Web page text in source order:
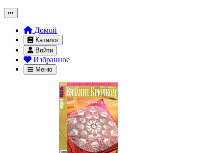
Домой
Каталог
Войти
Избранное
Меню